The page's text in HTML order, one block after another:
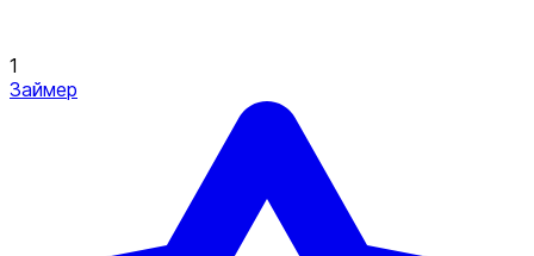
1
Займер